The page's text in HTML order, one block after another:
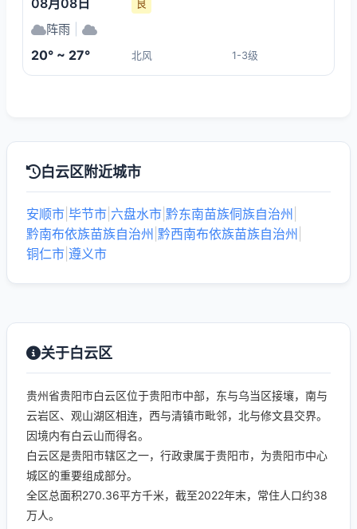
良
阵雨
20° ~ 27° 北风 1-3级
白云区附近城市
安顺市 毕节市 六盘水市 黔东南苗族侗族自治州
黔南布依族苗族自治州 黔西南布依族苗族自治州
铜仁市 遵义市
关于白云区
贵州省贵阳市白云区位于贵阳市中部，东与乌当区接壤，南与
云岩区、观山湖区相连，西与清镇市毗邻，北与修文县交界。
因境内有白云山而得名。
白云区是贵阳市辖区之一，行政隶属于贵阳市，为贵阳市中心
城区的重要组成部分。
全区总面积270.36平方千米，截至2022年末，常住人口约38
万人。